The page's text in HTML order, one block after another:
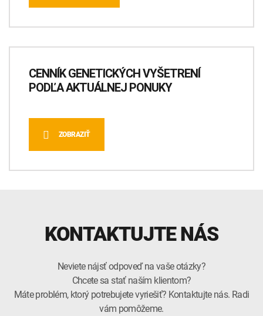
CENNÍK GENETICKÝCH VYŠETRENÍ
PODĽA AKTUÁLNEJ PONUKY
ZOBRAZIŤ
KONTAKTUJTE NÁS
Neviete nájsť odpoveď na vaše otázky?
Chcete sa stať naším klientom?
Máte problém, ktorý potrebujete vyriešiť? Kontaktujte nás. Radi
vám pomôžeme.